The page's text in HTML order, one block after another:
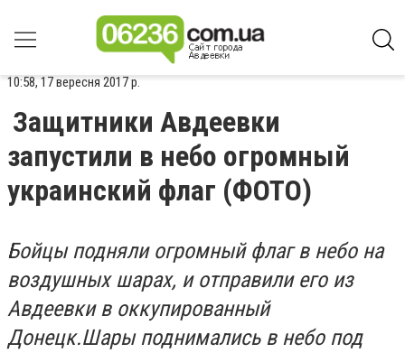
10:58, 17 вересня 2017 р.
Защитники Авдеевки
запустили в небо огромный
украинский флаг (ФОТО)
Бойцы подняли огромный флаг в небо на
воздушных шарах, и отправили его из
Авдеевки в оккупированный
Донецк.Шары поднимались в небо под